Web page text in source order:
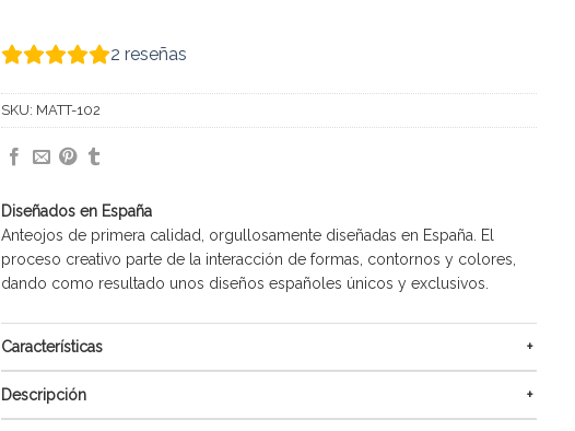
2 reseñas
SKU: MATT-102
Diseñados en España
Anteojos de primera calidad, orgullosamente diseñadas en España. El
proceso creativo parte de la interacción de formas, contornos y colores,
dando como resultado unos diseños españoles únicos y exclusivos.
Características
Descripción